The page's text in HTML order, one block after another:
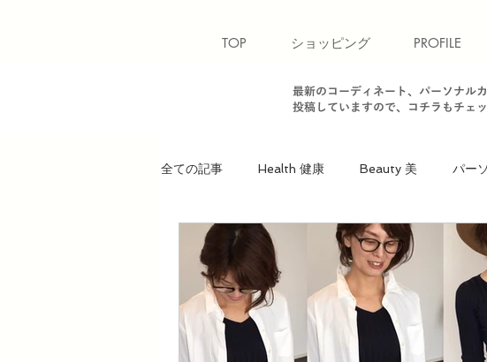
TOP ショッピング PROFILE
最新のコーディネート、パーソナル
投稿していますので、コチラもチェ
全ての記事 Health 健康 Beauty 美 パー
Heart 心 骨格診断【ウェーブ】 骨格診
パーソナルカラー【夏】 パーソナルカラー【